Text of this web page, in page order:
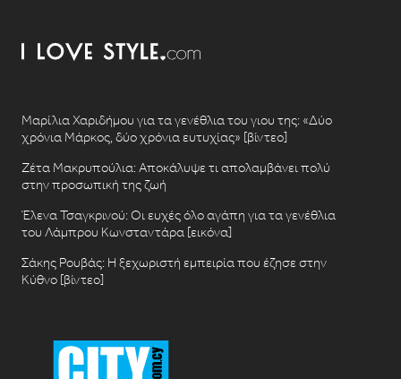
Μαρίλια Χαριδήμου για τα γενέθλια του γιου της: «Δύο
χρόνια Μάρκος, δύο χρόνια ευτυχίας» [βίντεο]
Ζέτα Μακρυπούλια: Αποκάλυψε τι απολαμβάνει πολύ
στην προσωπική της ζωή
Έλενα Τσαγκρινού: Οι ευχές όλο αγάπη για τα γενέθλια
του Λάμπρου Κωνσταντάρα [εικόνα]
Σάκης Ρουβάς: Η ξεχωριστή εμπειρία που έζησε στην
Κύθνο [βίντεο]